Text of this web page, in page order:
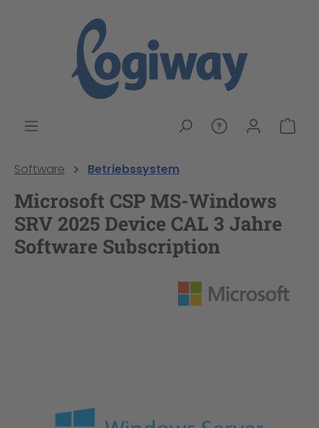
Software Betriebssystem
Microsoft CSP MS-Windows
SRV 2025 Device CAL 3 Jahre
Software Subscription